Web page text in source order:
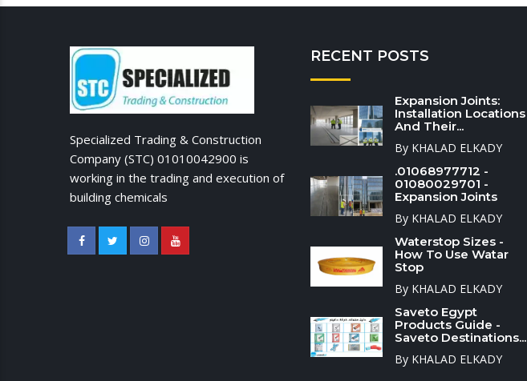
Specialized Trading & Construction
Company (STC) 01010042900 is
working in the trading and execution of
building chemicals
RECENT POSTS
Expansion Joints:
Installation Locations
And Their...
By KHALAD ELKADY
.01068977712 -
01080029701 -
Expansion Joints
By KHALAD ELKADY
Waterstop Sizes -
How To Use Watar
Stop
By KHALAD ELKADY
Saveto Egypt
Products Guide -
Saveto Destinations...
By KHALAD ELKADY